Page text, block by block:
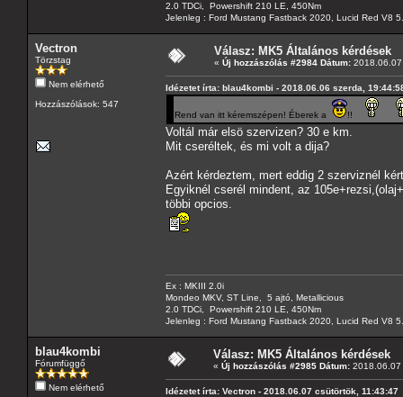
2.0 TDCi, Powershift 210 LE, 450Nm
Jelenleg : Ford Mustang Fastback 2020, Lucid Red V8
Vectron
Törzstag
Nem elérhető
Hozzászólások: 547
Válasz: MK5 Általános kérdések
« Új hozzászólás #2984 Dátum:
Idézetet írta: blau4kombi - 2018.06.06 szerda,
Rend van itt kéremszépen! Éberek a !!
Voltál már elsö szervizen? 30 e km.
Mit cseréltek, és mi volt a dija?
Azért kérdeztem, mert eddig 2 szerviznél
Egyiknél cserél mindent, az
többi opcios.
Ex : MKIII 2.0i
Mondeo MKV, ST Line, 5 ajtó, Metallicious
2.0 TDCi, Powershift 210 LE, 450Nm
Jelenleg : Ford Mustang Fastback 2020, Lucid Red V8
blau4kombi
Fórumfüggő
Nem elérhető
Válasz: MK5 Általános kérdések
« Új hozzászólás #2985 Dátum: 2018.06.07
Idézetet írta: Vectron - 2018.06.07 csütörtök, 11:43:47